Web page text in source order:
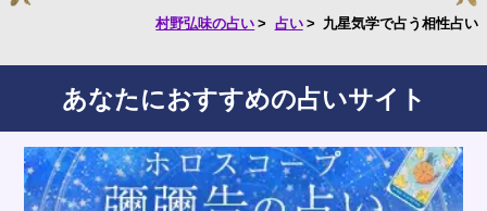
村野弘味の占い 占い 九星気学で占う相性占い
あなたにおすすめの占いサイト